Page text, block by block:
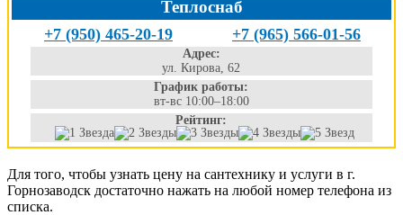
Теплоснаб
+7 (950) 465-20-19 +7 (965) 566-01-56
Адрес:
ул. Кирова, 62
График работы:
вт-вс 10:00–18:00
Рейтинг:
Для того, чтобы узнать цену на сантехнику и услуги в г.
Горнозаводск достаточно нажать на любой номер телефона из
списка.